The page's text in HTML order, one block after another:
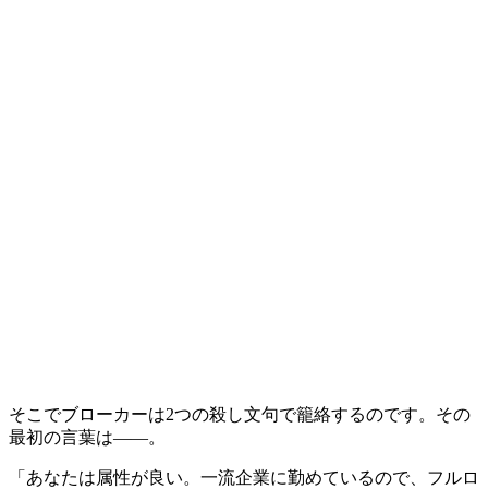
そこでブローカーは2つの殺し文句で籠絡するのです。その
最初の言葉は――。
「あなたは属性が良い。一流企業に勤めているので、フルロ